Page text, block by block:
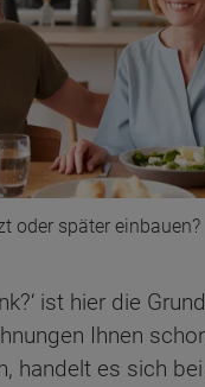
oder später einbauen?
ist hier die
Ihnen
handelt es sich